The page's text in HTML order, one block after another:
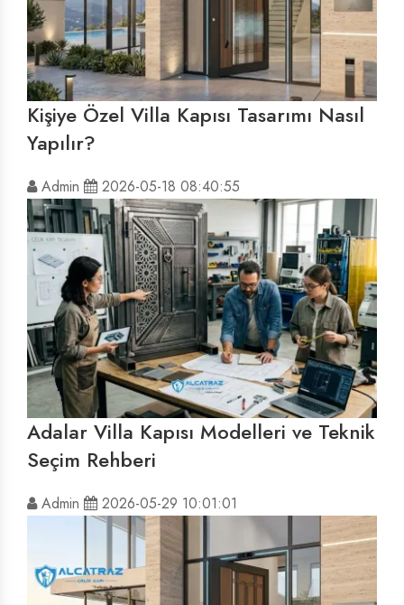
Kişiye Özel Villa Kapısı Tasarımı Nasıl
Yapılır?
Admin 2026-05-18 08:40:55
Adalar Villa Kapısı Modelleri ve Teknik
Seçim Rehberi
Admin 2026-05-29 10:01:01